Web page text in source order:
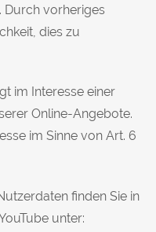
Durch vorheriges
dies zu
im Interesse einer
Online-Angebote.
im Sinne von Art. 6
finden Sie in
unter: